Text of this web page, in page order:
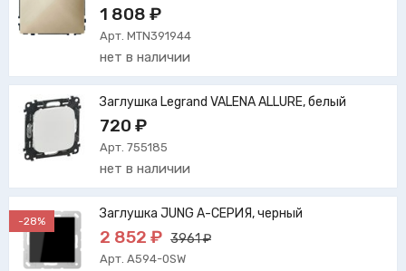
1 808 ₽
Арт. MTN391944
нет в наличии
Заглушка Legrand VALENA ALLURE, белый
720 ₽
Арт. 755185
нет в наличии
-28% Заглушка JUNG А-СЕРИЯ, черный
2 852 ₽ 3961 ₽
Арт. A594-0SW